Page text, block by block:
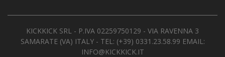
KICKKICK SRL - P.IVA 02259750129 - VIA RAVENNA 3
SAMARATE (VA) ITALY - TEL: (+39) 0331.23.58.99 EMAIL:
INFO@KICKKICK.IT